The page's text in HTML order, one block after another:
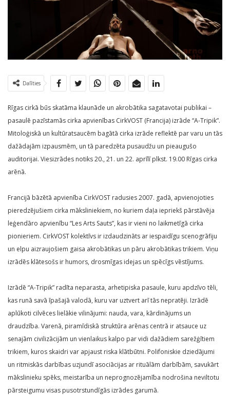
Dalīties
Rīgas cirkā būs skatāma klaunāde un akrobātika sagatavotai publikai –
pasaulē pazīstamās cirka apvienības CirkVOST (Francija) izrāde “A-Tripik”.
Mitoloģiskā un kultūratsaucēm bagātā cirka izrāde reflektē par varu un tās
dažādajām izpausmēm, un tā paredzēta pusaudžu un pieaugušo
auditorijai. Viesizrādes notiks 20., 21. un 22. aprīlī plkst. 19.00 Rīgas cirka
arēnā.
Francijā bāzētā apvienība CirkVOST radusies 2007. gadā, apvienojoties
pieredzējušiem cirka māksliniekiem, no kuriem daļa iepriekš pārstāvēja
leģendāro apvienību “Les Arts Sauts”, kas ir vieni no laikmetīgā cirka
pionieriem. CirkVOST kolektīvs ir izdaudzināts ar iespaidīgu scenogrāfiju
un elpu aizraujošiem gaisa akrobātikas un pāru akrobātikas trikiem. Viņu
izrādēs klātesošs ir humors, drosmīgas idejas un spēcīgs vēstījums.
Izrādē “A-Tripik” radīta neparasta, arhetipiska pasaule, kuru apdzīvo tēli,
kas runā savā īpašajā valodā, kuru var uztvert arī tās nepratēji. Izrādē
aplūkoti cilvēces lielākie vilinājumi: nauda, vara, kārdinājums un
draudzība. Varenā, piramīdiskā struktūra arēnas centrā ir atsauce uz
senajām civilizācijām un vienlaikus kalpo par vidi dažādiem sarežģītiem
trikiem, kuros skaidri var apjaust riska klātbūtni. Polifoniskie dziedājumi
un ritmiskās darbības uzjundī asociācijas ar rituālām darbībām, savukārt
mākslinieku spēks, meistarība un neprognozējamība nodrošina neviltotu
pārsteigumu visas pusotrstundīgās izrādes garumā.